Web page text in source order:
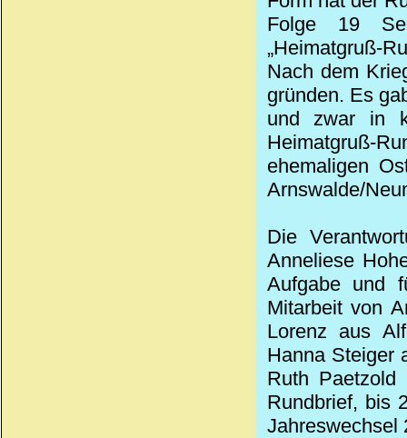
Folge 19
„Heimatgruß-
Nach dem
gründen. Es
und zwar in
Heimatgruß-
ehemaligen
Arnswalde/
Die
Anneliese
Aufgabe und
Mitarbeit von
Lorenz aus
Hanna Steiger
Ruth
Rundbrief, bis
Jahreswechsel